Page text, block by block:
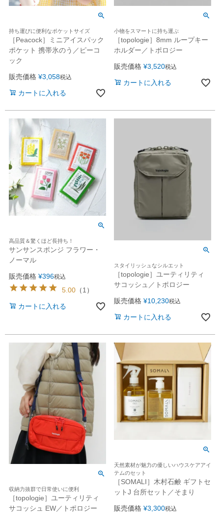
持ち運びに便利なポケットサイズ
［Peacock］ミニアイスパック
ポケット 携帯氷のう／ピーコ
ック
販売価格 ¥3,058税込
カートに入れる
小物をスマートに持ち運ぶ
［topologie］8mm ループキー
ホルダー／トポロジー
販売価格 ¥3,520税込
カートに入れる
高品質＆驚くほど長持ち！
サンサンスポンジ フラワー・
ノーマル
販売価格 ¥396税込
5.00 （1 ）
カートに入れる
スタイリッシュなシルエット
［topologie］ユーティリティ
サコッシュ／トポロジー
販売価格 ¥10,230税込
カートに入れる
収納力抜群で日常使いに便利
［topologie］ユーティリティ
サコッシュ EW／トポロジー
天然素材が魅力の優しいハウスケアアイ
テムのセット
［SOMALI］木村石鹸 ギフトセ
ットJ 台所セット／そまり
販売価格 ¥3,300税込